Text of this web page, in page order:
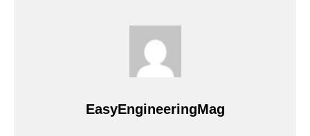
EasyEngineeringMag